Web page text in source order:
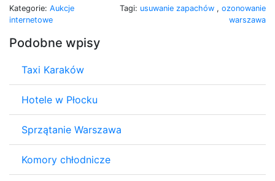
Kategorie: Aukcje
internetowe
Tagi: usuwanie zapachów , ozonowanie
warszawa
Podobne wpisy
Taxi Karaków
Hotele w Płocku
Sprzątanie Warszawa
Komory chłodnicze